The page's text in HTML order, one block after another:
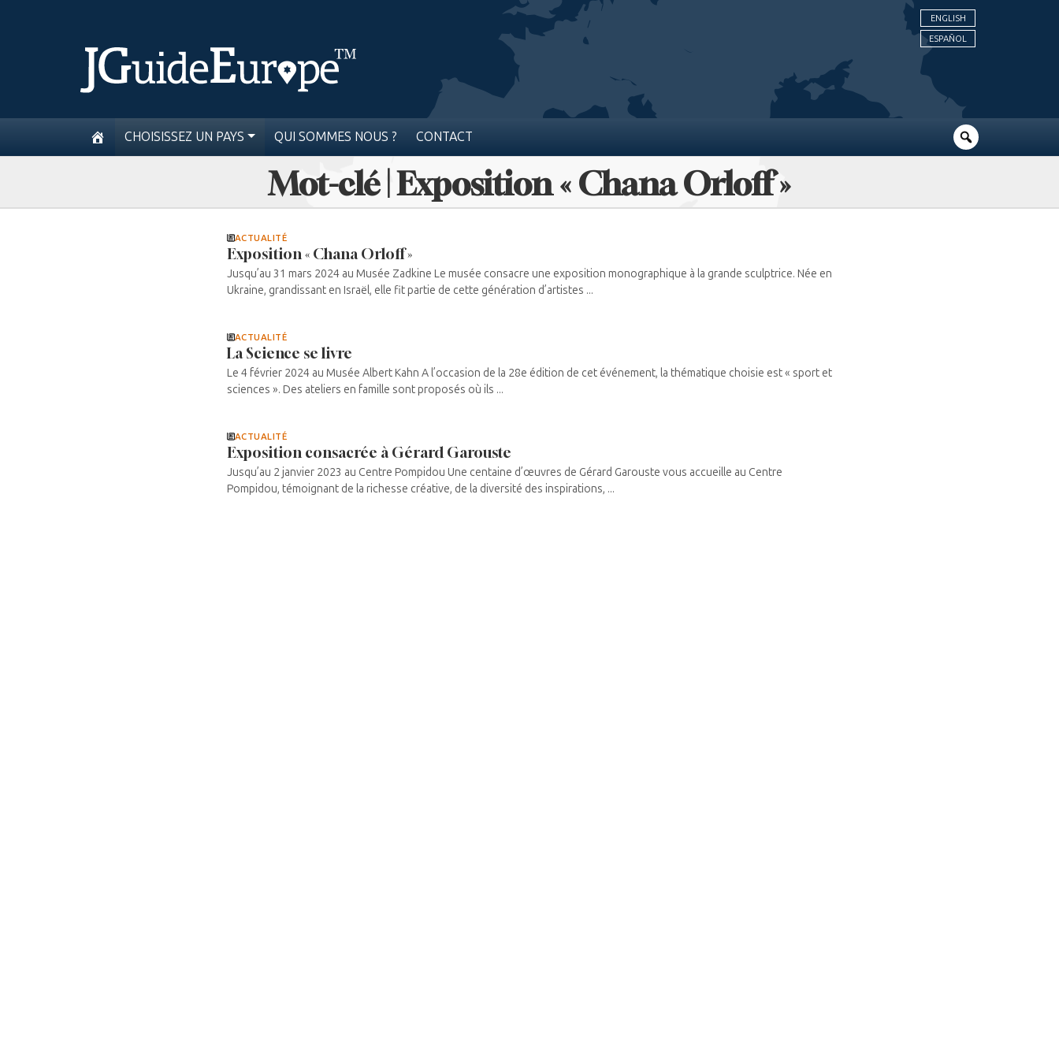
ENGLISH
ESPAÑOL
CHOISISSEZ UN PAYS QUI SOMMES NOUS ? CONTACT
Mot-clé | Exposition « Chana Orloff »
ACTUALITÉ
Exposition « Chana Orloff »
Jusqu’au 31 mars 2024 au Musée Zadkine Le musée consacre une exposition monographique à la grande sculptrice. Née en
Ukraine, grandissant en Israël, elle fit partie de cette génération d’artistes ...
ACTUALITÉ
La Science se livre
Le 4 février 2024 au Musée Albert Kahn A l’occasion de la 28e édition de cet événement, la thématique choisie est « sport et
sciences ». Des ateliers en famille sont proposés où ils ...
ACTUALITÉ
Exposition consacrée à Gérard Garouste
Jusqu’au 2 janvier 2023 au Centre Pompidou Une centaine d’œuvres de Gérard Garouste vous accueille au Centre
Pompidou, témoignant de la richesse créative, de la diversité des inspirations, ...